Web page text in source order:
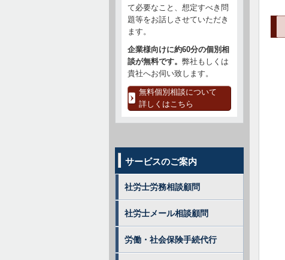
て必要なこと、想定すべき問
題等をお話しさせていただき
ます。
企業様向けに約60分の個別相
談が無料です。 弊社もしくは
貴社へお伺い致します。
無料個別相談について
詳しくはこちら
サービスのご案内
社労士労務相談顧問
社労士メール相談顧問
労働・社会保険手続代行